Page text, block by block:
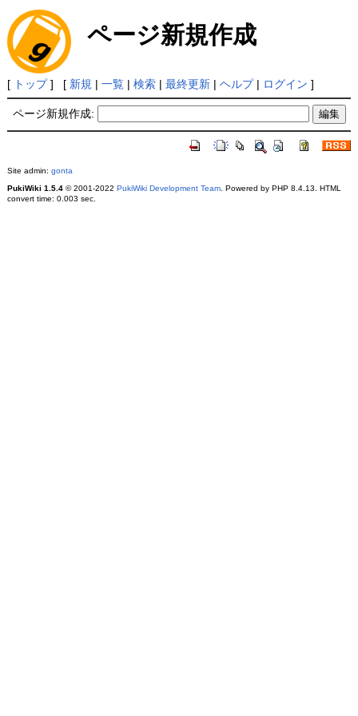
ページ新規作成
[ トップ] [ 新規 | 一覧| 検索| 最終更新| ヘルプ| ログイン ]
ページ新規作成:
Site admin: gonta
PukiWiki 1.5.4© 2001-2022 PukiWiki Development Team. Powered by PHP 8.4.13. HTML
convert time: 0.003 sec.